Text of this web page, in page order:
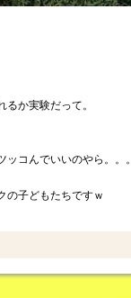
るか実験だって。
ッコんでいいのやら。。
の子どもたちですｗ